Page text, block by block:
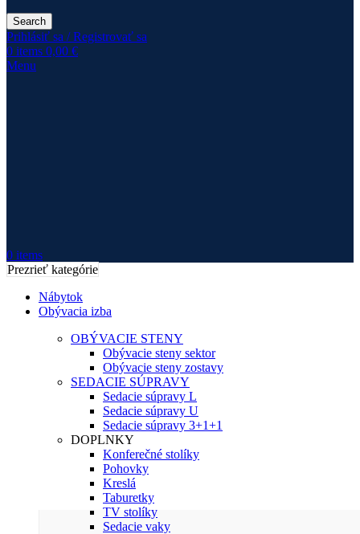
Search
Prihlásiť sa / Registrovať sa
0 items 0,00 €
Menu
0 items
Prezrieť kategórie
Nábytok
Obývacia izba
OBÝVACIE STENY
Obývacie steny sektor
Obývacie steny zostavy
SEDACIE SÚPRAVY
Sedacie súpravy L
Sedacie súpravy U
Sedacie súpravy 3+1+1
DOPLNKY
Konferečné stolíky
Pohovky
Kreslá
Taburetky
TV stolíky
Sedacie vaky